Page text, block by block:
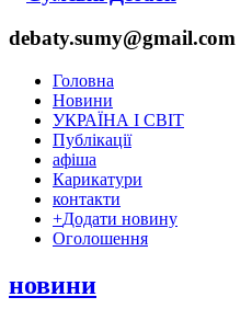
debaty.sumy@gmail.com
Головна
Новини
УКРАЇНА І СВІТ
Публікації
афіша
Карикатури
контакти
+Додати новину
Оголошення
новини